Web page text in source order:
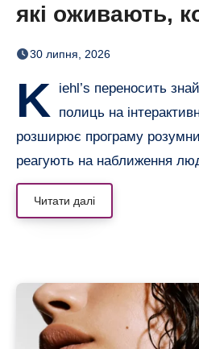
які оживають,
підходиш
30 липня, 2026
K
iehl’s переносить
полиць на
розширює програму
реагують на наближення
Читати далі